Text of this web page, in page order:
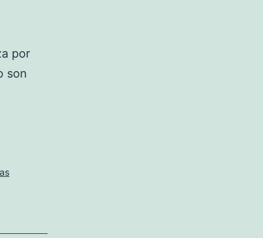
por
son